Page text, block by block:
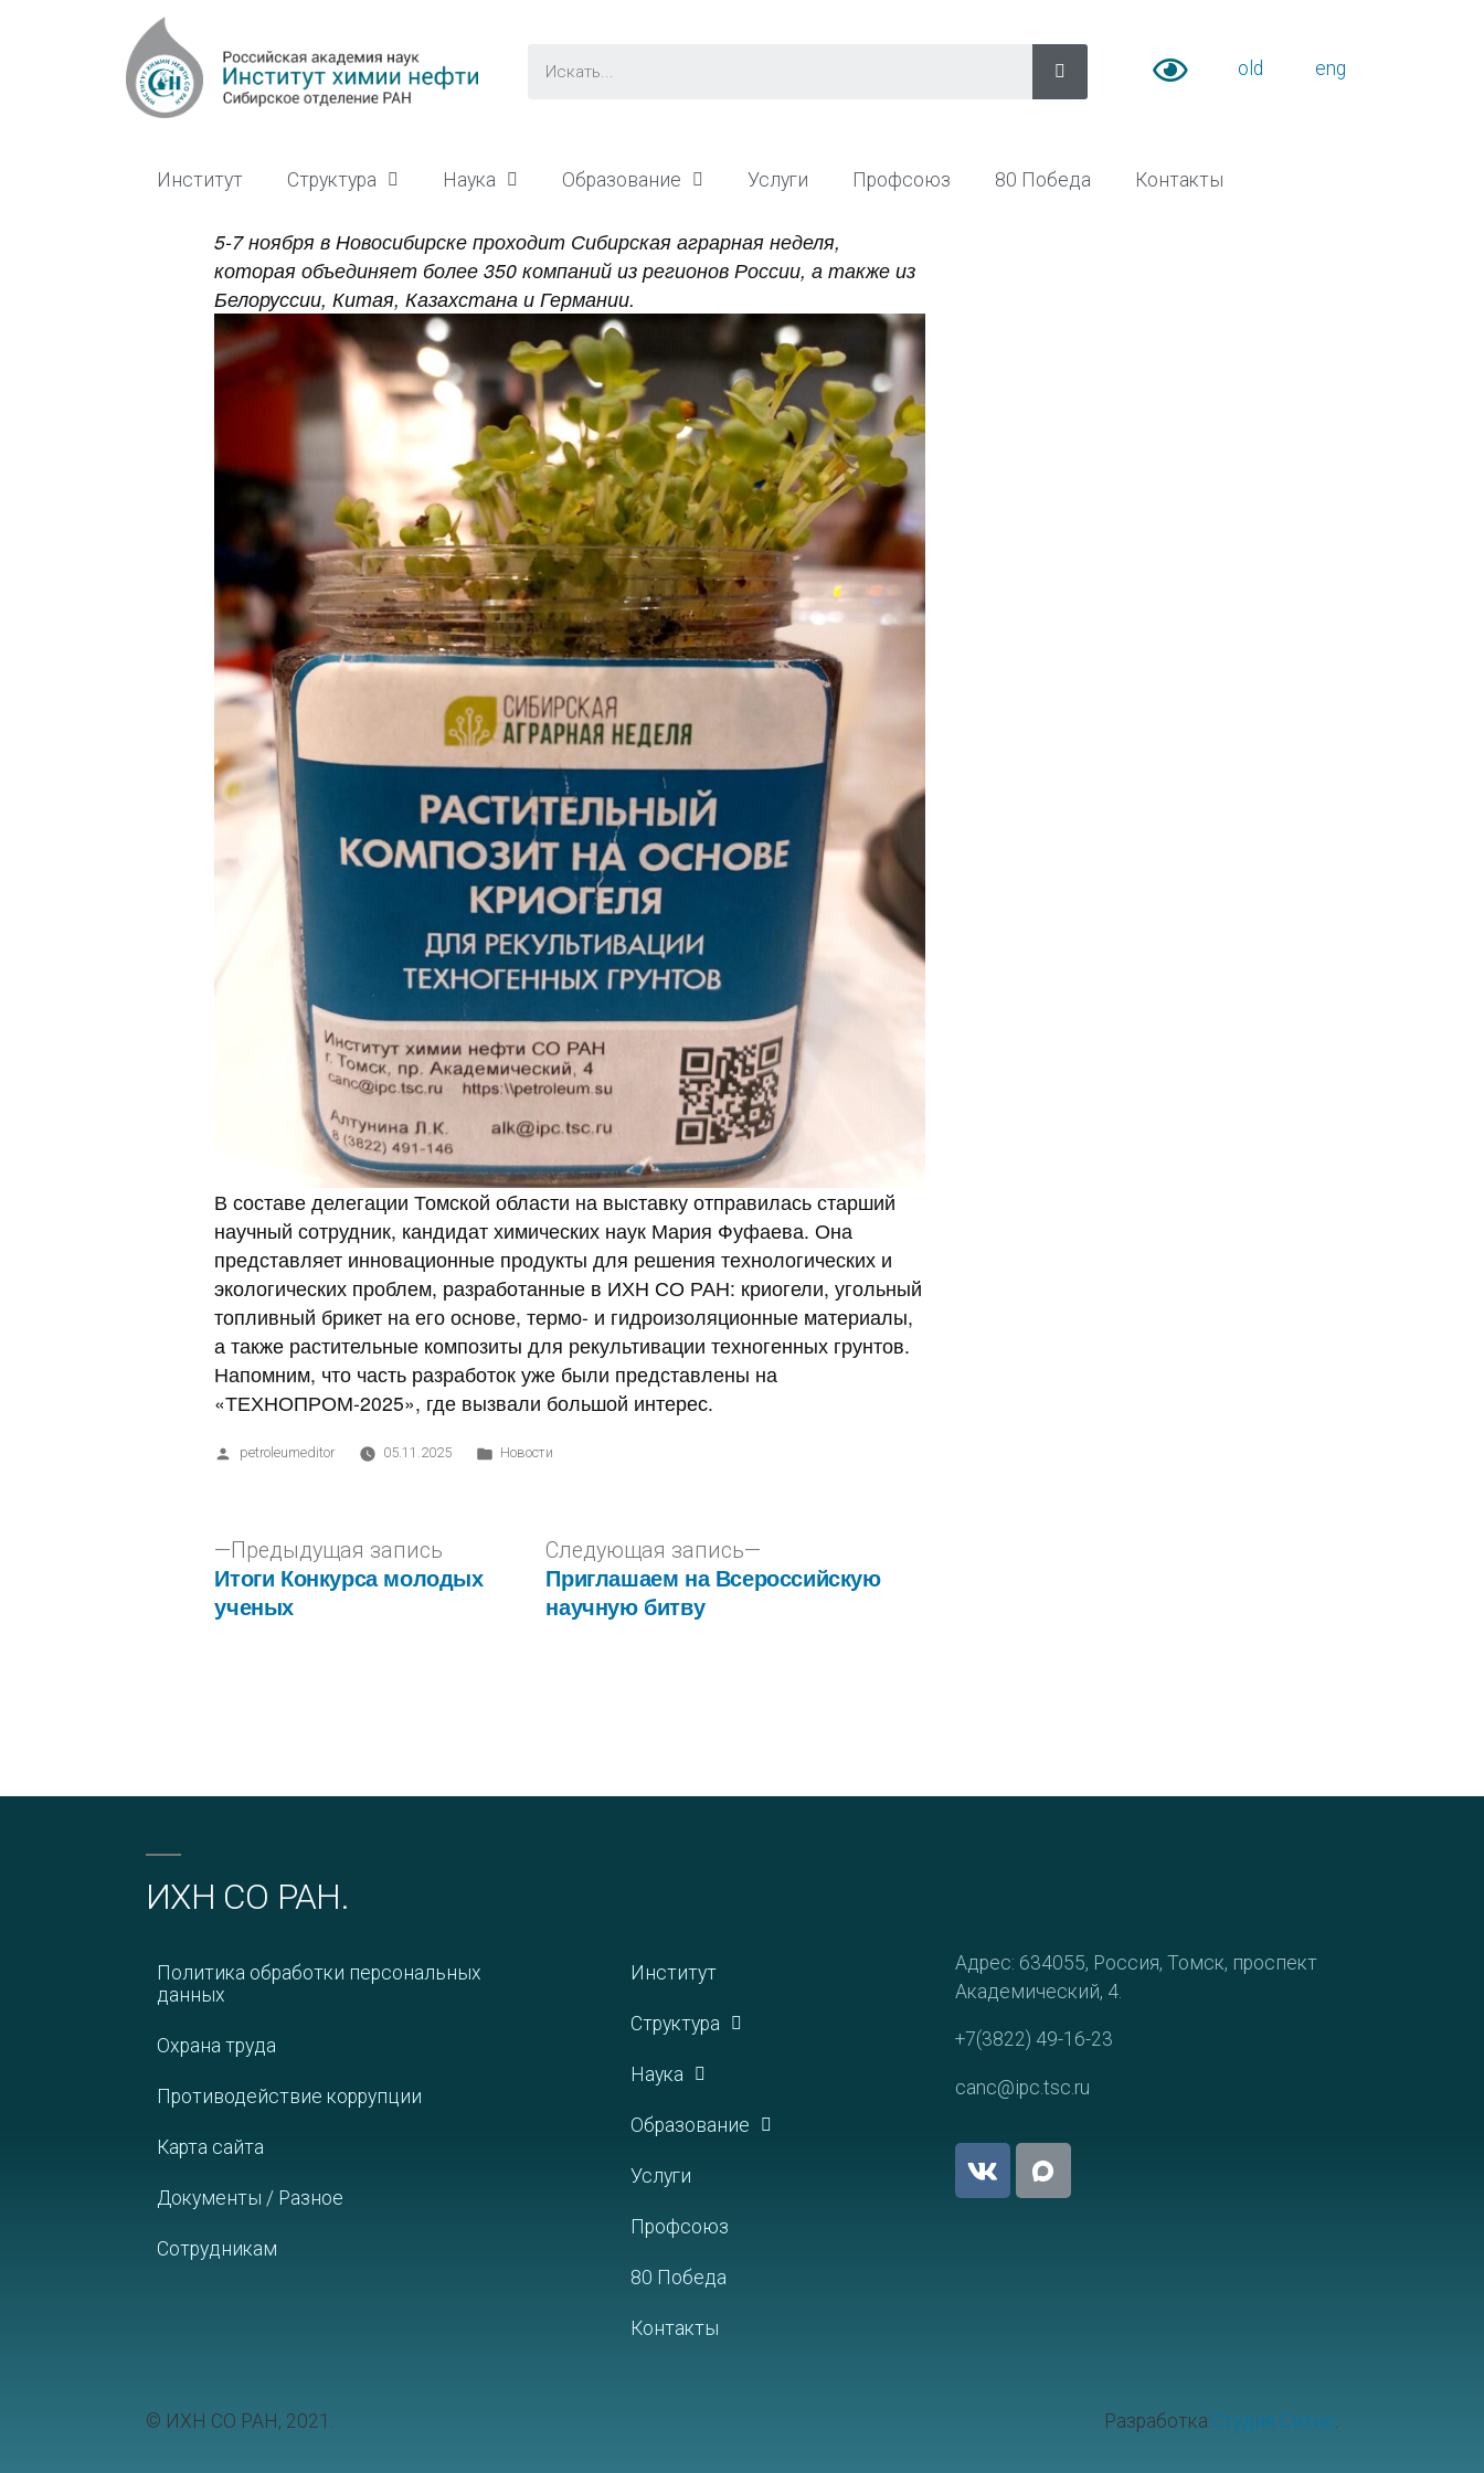
old eng
Институт Структура Наука Образование Услуги Профсоюз 80 Победа Контакты
5-7 ноября в Новосибирске проходит Сибирская аграрная неделя,
которая объединяет более 350 компаний из регионов России, а также из
Белоруссии, Китая, Казахстана и Германии.
В составе делегации Томской области на выставку отправилась старший
научный сотрудник, кандидат химических наук Мария Фуфаева. Она
представляет инновационные продукты для решения технологических и
экологических проблем, разработанные в ИХН СО РАН: криогели, угольный
топливный брикет на его основе, термо- и гидроизоляционные материалы,
а также растительные композиты для рекультивации техногенных грунтов.
Напомним, что часть разработок уже были представлены на
«ТЕХНОПРОМ-2025», где вызвали большой интерес.
petroleumeditor 05.11.2025 Новости
Предыдущая запись
Итоги Конкурса молодых
ученых
Следующая запись
Приглашаем на Всероссийскую
научную битву
ИХН СО РАН.
Политика обработки персональных
данных
Охрана труда
Противодействие коррупции
Карта сайта
Документы / Разное
Сотрудникам
Институт
Структура
Наука
Образование
Услуги
Профсоюз
80 Победа
Контакты
Адрес: 634055, Россия, Томск, проспект
Академический, 4.
+7(3822) 49-16-23
canc@ipc.tsc.ru
© ИХН СО РАН, 2021. Разработка:Студия Ситис